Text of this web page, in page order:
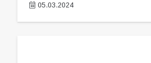
05.03.2024